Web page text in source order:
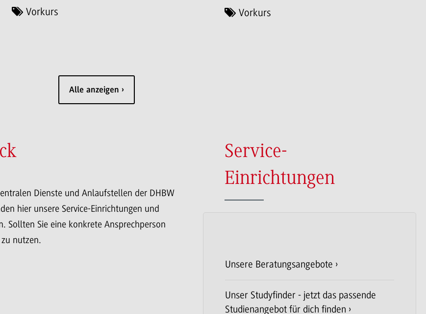
Vorkurs Vorkurs
Alle anzeigen
Dienste und Anlaufstellen der DHBW
hier unsere Service-Einrichtungen und
Sollten Sie eine konkrete Ansprechperson
nutzen.
Service-
Einrichtungen
Unsere Beratungsangebote
Unser Studyfinder - jetzt das passende
Studienangebot für dich finden